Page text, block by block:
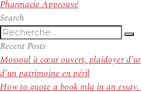
suivant :
Pharmacie Approuvé
Search
Recherche
pour
:
Recent Posts
Mossoul à cœur ouvert, plaidoyer
d’un patrimoine en péril
How to quote a book mla in an